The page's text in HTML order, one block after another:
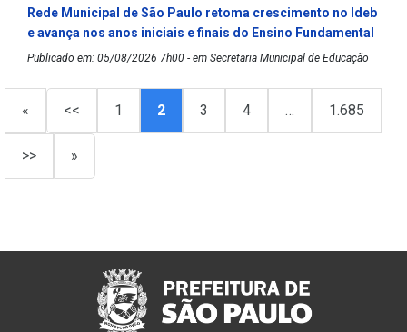
Rede Municipal de São Paulo retoma crescimento no Ideb
e avança nos anos iniciais e finais do Ensino Fundamental
Publicado em: 05/08/2026 7h00 - em Secretaria Municipal de Educação
« << 1 2 3 4 … 1.685
>> »